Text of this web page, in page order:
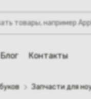
Блог Контакты
для ноутбука
Запчасти для